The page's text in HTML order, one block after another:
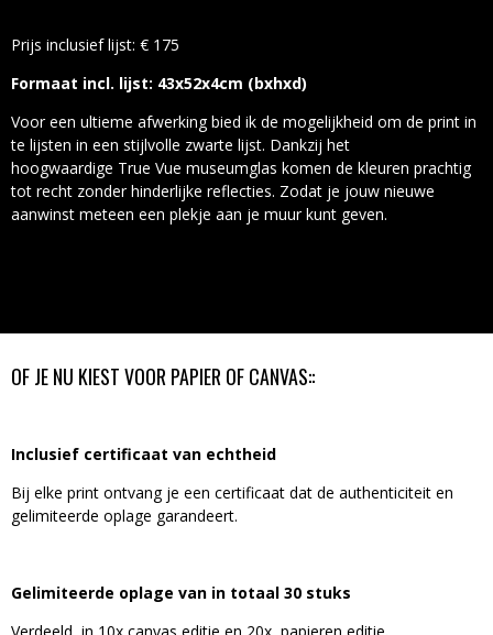
Prijs inclusief lijst: € 175
Formaat incl. lijst: 43x52x4cm (bxhxd)
Voor een ultieme afwerking bied ik de mogelijkheid om de print in
te lijsten in een stijlvolle zwarte lijst. Dankzij het
hoogwaardige True Vue museumglas komen de kleuren prachtig
tot recht zonder hinderlijke reflecties. Zodat je jouw nieuwe
aanwinst meteen een plekje aan je muur kunt geven.
OF JE NU KIEST VOOR PAPIER OF CANVAS::
Inclusief certificaat van echtheid
Bij elke print ontvang je een certificaat dat de authenticiteit en
gelimiteerde oplage garandeert.
Gelimiteerde oplage van in totaal 30 stuks